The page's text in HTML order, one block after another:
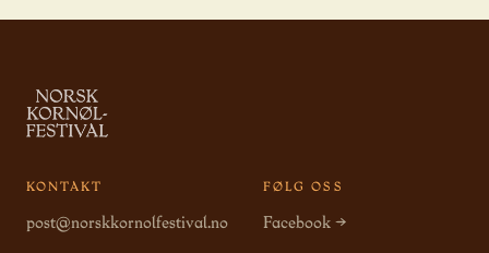
KONTAKT
post@norskkornolfestival.no
FØLG OSS
Facebook →